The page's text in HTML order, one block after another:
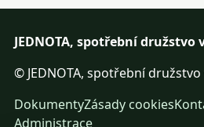
JEDNOTA, spotřební družstvo
© JEDNOTA, spotřební
DokumentyZásady cookies
Administrace